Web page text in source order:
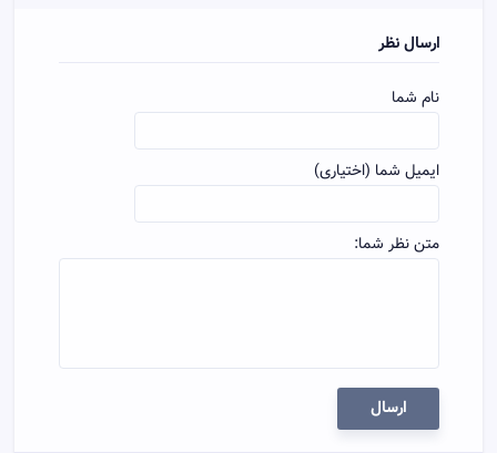
ارسال نظر
نام شما
ایمیل شما (اختیاری)
متن نظر شما:
ارسال